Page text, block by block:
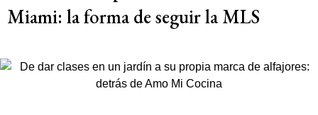
Miami: la forma de seguir la MLS